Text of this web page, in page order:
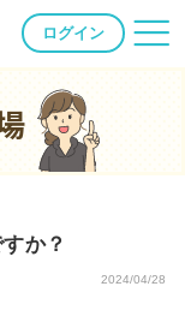
ログイン
か？
2024/04/28